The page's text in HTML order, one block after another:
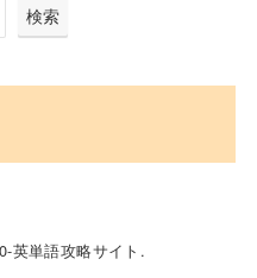
検索
英単語攻略サイト.